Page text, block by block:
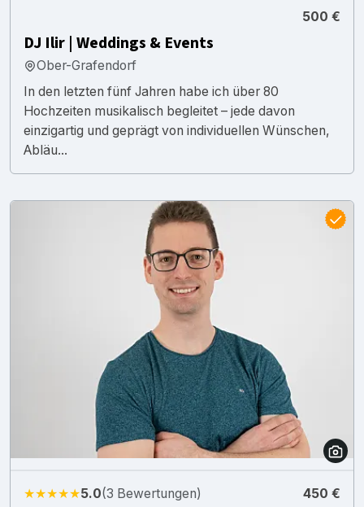
500 €
DJ Ilir | Weddings & Events
Ober-Grafendorf
In den letzten fünf Jahren habe ich über 80
Hochzeiten musikalisch begleitet – jede davon
einzigartig und geprägt von individuellen Wünschen,
Abläu...
★★★★★5.0(3 Bewertungen) 450 €